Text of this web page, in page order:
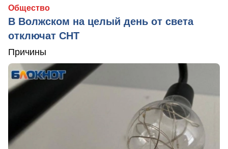
Общество
В Волжском на целый день от света
отключат СНТ
Причины